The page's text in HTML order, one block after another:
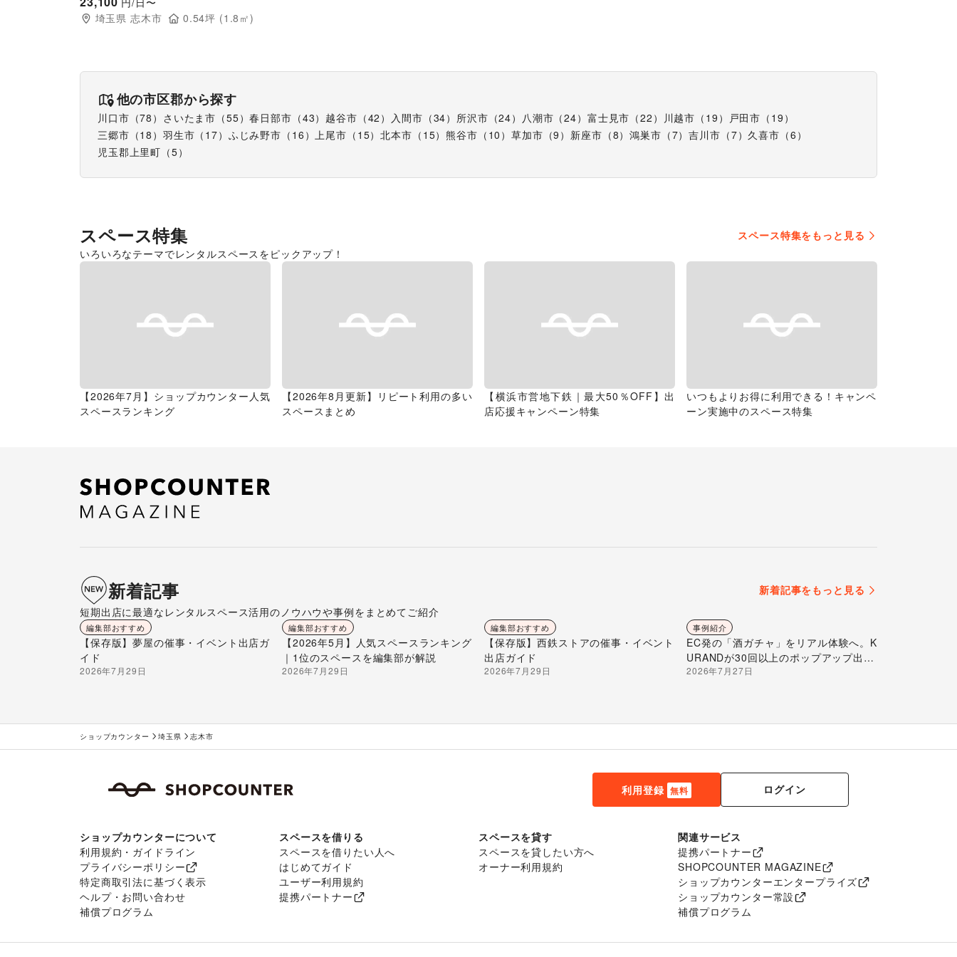
埼玉県 志木市 0.54坪 (1.8 ㎡)
他の市区郡から探す
川口市 （78 ） さいたま市 （55）春日部市 （43） 越谷市 （42 ） 入間市 （34） 所沢市 （24） 八潮市 （24） 富士見市 （22 ） 川越市 （ 19 ） 戸田市 （ 19 ）
三郷市 （18 ） 羽生市 （ 17） ふじみ野市 （ 16 ）上尾市 （ 15）北本市 （ 15）熊谷市 （ 10 ）草加市 （9 ） 新座市 （8）鴻巣市 （7）吉川市 （7） 久喜市 （6 ）
児玉郡上里町 （5）
スペース特集
スペース特集をもっと見る
いろいろなテーマでレンタルスペースをピックアップ！
【2026年7月】ショップカウンター人気
スペースランキング
【2026年8月更新】リピート利用の多い
スペースまとめ
【横浜市営地下鉄｜最大50％OFF】出
店応援キャンペーン特集
いつもよりお得に利用できる！キャンペ
ーン実施中のスペース特集
新着記事
新着記事をもっと見る
短期出店に最適なレンタルスペース活用のノウハウや事例をまとめてご紹介
編集部おすすめ
【保存版】夢屋の催事・イベント出店ガ
イド
2026年7月29日
編集部おすすめ
【2026年5月】人気スペースランキング
｜1位のスペースを編集部が解説
2026年7月29日
編集部おすすめ
【保存版】西鉄ストアの催事・イベント
出店ガイド
2026年7月29日
事例紹介
EC発の「酒ガチャ」をリアル体験へ。K
URANDが30回以上のポップアップ出店
で届ける“新しいお酒との出会い”
2026年7月27日
ショップカウンター 埼玉県 志木市
利用登録 無料 ログイン
ショップカウンターについて
利用規約・ガイドライン
プライバシーポリシー
特定商取引法に基づく表示
ヘルプ・お問い合わせ
補償プログラム
スペースを借りる
スペースを借りたい人へ
はじめてガイド
ユーザー利用規約
提携パートナー
スペースを貸す
スペースを貸したい方へ
オーナー利用規約
関連サービス
提携パートナー
SHOPCOUNTER MAGAZINE
ショップカウンターエンタープライズ
ショップカウンター常設
補償プログラム